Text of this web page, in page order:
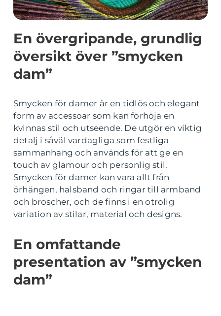
En övergripande, grundlig
översikt över ”smycken
dam”
Smycken för damer är en tidlös och elegant
form av accessoar som kan förhöja en
kvinnas stil och utseende. De utgör en viktig
detalj i såväl vardagliga som festliga
sammanhang och används för att ge en
touch av glamour och personlig stil.
Smycken för damer kan vara allt från
örhängen, halsband och ringar till armband
och broscher, och de finns i en otrolig
variation av stilar, material och designs.
En omfattande
presentation av ”smycken
dam”